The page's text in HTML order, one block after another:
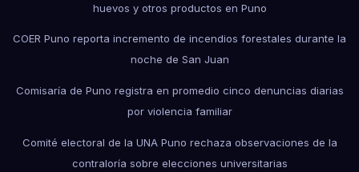
huevos y otros productos en Puno
COER Puno reporta incremento de incendios forestales durante la
noche de San Juan
Comisaría de Puno registra en promedio cinco denuncias diarias
por violencia familiar
Comité electoral de la UNA Puno rechaza observaciones de la
contraloría sobre elecciones universitarias